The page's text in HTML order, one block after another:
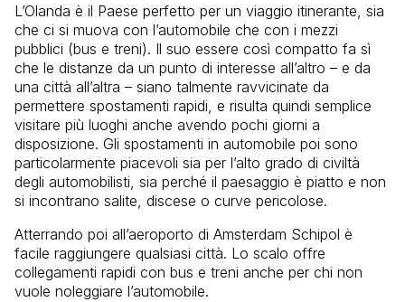
L’Olanda è il Paese perfetto per un viaggio itinerante, sia
che ci si muova con l’automobile che con i mezzi
pubblici (bus e treni). Il suo essere così compatto fa sì
che le distanze da un punto di interesse all’altro – e da
una città all’altra – siano talmente ravvicinate da
permettere spostamenti rapidi, e risulta quindi semplice
visitare più luoghi anche avendo pochi giorni a
disposizione. Gli spostamenti in automobile poi sono
particolarmente piacevoli sia per l’alto grado di civiltà
degli automobilisti, sia perché il paesaggio è piatto e non
si incontrano salite, discese o curve pericolose.
Atterrando poi all’aeroporto di Amsterdam Schipol è
facile raggiungere qualsiasi città. Lo scalo offre
collegamenti rapidi con bus e treni anche per chi non
vuole noleggiare l’automobile.